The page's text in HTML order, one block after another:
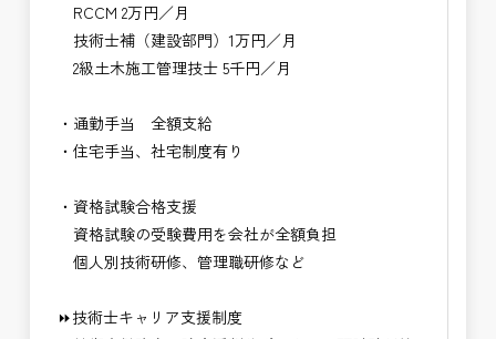
RCCM 2万円／月
技術士補（建設部門）1万円／月
2級土木施工管理技士 5千円／月
・通勤手当 全額支給
・住宅手当、社宅制度有り
・資格試験合格支援
資格試験の受験費用を会社が全額負担
個人別技術研修、管理職研修など
⏩技術士キャリア支援制度